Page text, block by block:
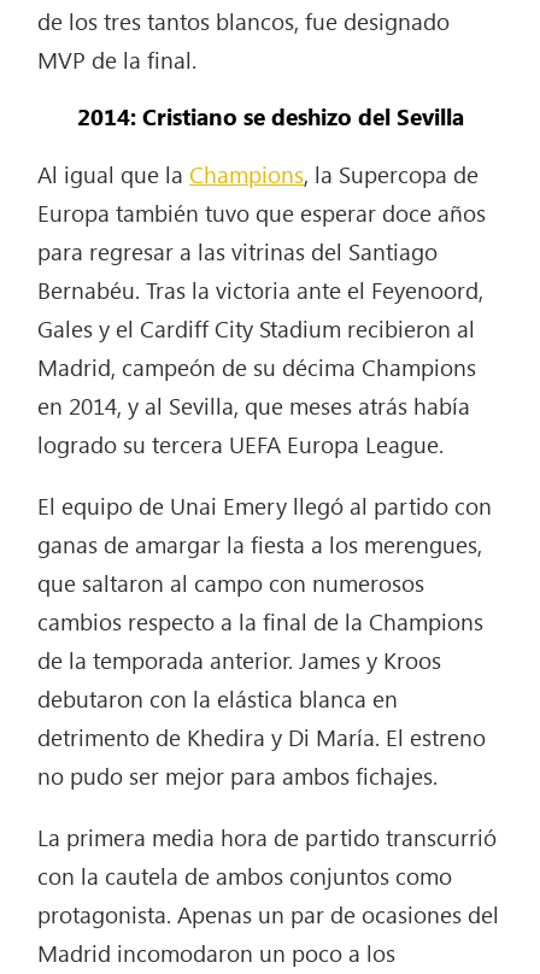
de los tres tantos blancos, fue designado
MVP de la final.
2014: Cristiano se deshizo del Sevilla
Al igual que laChampions, la Supercopa de
Europa también tuvo que esperar doce años
para regresar a las vitrinas del Santiago
Bernabéu. Tras la victoria ante el Feyenoord,
Gales y el Cardiff City Stadium recibieron al
Madrid, campeón de su décima Champions
en 2014, y al Sevilla, que meses atrás había
logrado su tercera UEFA Europa League.
El equipo de Unai Emery llegó al partido con
ganas de amargar la fiesta a los merengues,
que saltaron al campo con numerosos
cambios respecto a la final de la Champions
de la temporada anterior. James y Kroos
debutaron con la elástica blanca en
detrimento de Khedira y Di María. El estreno
no pudo ser mejor para ambos fichajes.
La primera media hora de partido transcurrió
con la cautela de ambos conjuntos como
protagonista. Apenas un par de ocasiones del
Madrid incomodaron un poco a los